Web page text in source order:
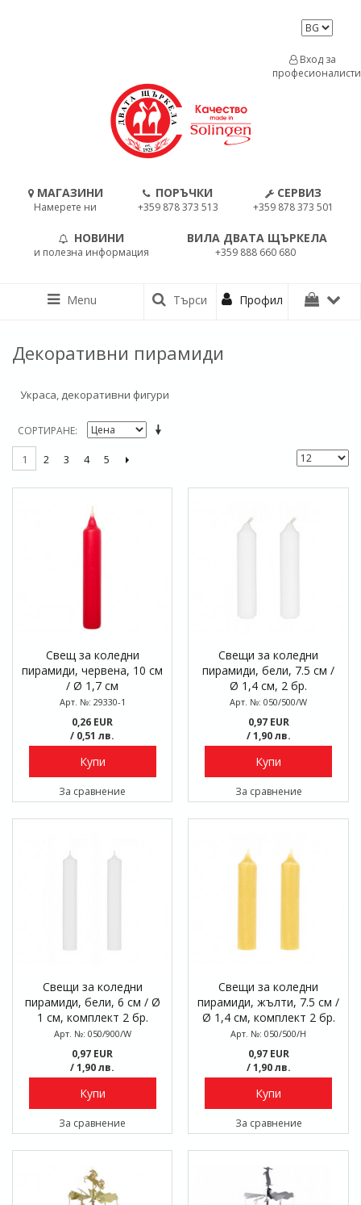
МАГАЗИНИ
Намерете ни
ПОРЪЧКИ
+359 878 373 513
СЕРВИЗ
+359 878 373 501
НОВИНИ
и полезна информация
ВИЛА ДВАТА ЩЪРКЕЛА
+359 888 660 680
Вход за
професионалисти
Menu Търси Профил
Декоративни пирамиди
Украса, декоративни фигури
СОРТИРАНЕ
1 2 3 4 5
Свещ за коледни
пирамиди, червена, 10 см
/ Ø 1,7 см
Арт. №: 29330-1
0,26 EUR
/ 0,51 лв.
Купи
За сравнение
Свещи за коледни
пирамиди, бели, 7.5 см /
Ø 1,4 см, 2 бр.
Арт. №: 050/500/W
0,97 EUR
/ 1,90 лв.
Купи
За сравнение
Свещи за коледни
пирамиди, бели, 6 см / Ø
1 см, комплект 2 бр.
Арт. №: 050/900/W
0,97 EUR
/ 1,90 лв.
Купи
За сравнение
Свещи за коледни
пирамиди, жълти, 7.5 см /
Ø 1,4 см, комплект 2 бр.
Арт. №: 050/500/H
0,97 EUR
/ 1,90 лв.
Купи
За сравнение